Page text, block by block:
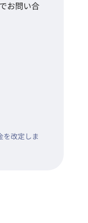
お問い合
を改定しま